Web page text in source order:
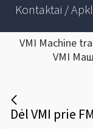
Kontaktai /
VMI Machine
VMI